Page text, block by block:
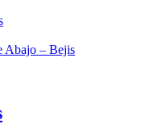
Abajo – Bejis